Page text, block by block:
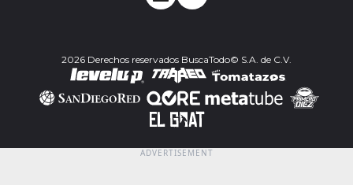
2026 Derechos reservados BuscaTodo© S.A. de C.V.